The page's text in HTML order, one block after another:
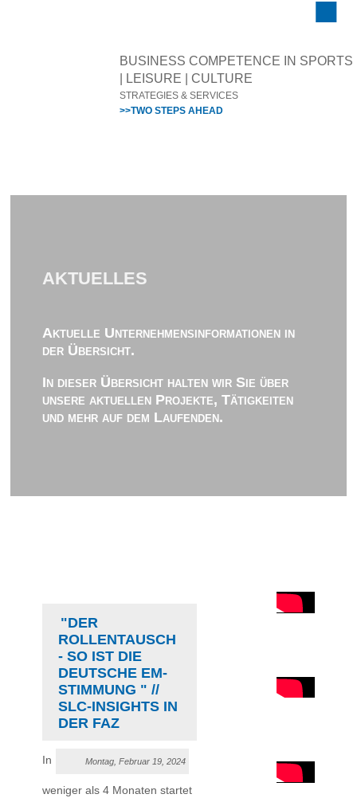
BUSINESS COMPETENCE IN SPORTS
| LEISURE | CULTURE
STRATEGIES & SERVICES
>>TWO STEPS AHEAD
AKTUELLES
Aktuelle Unternehmensinformationen in
der Übersicht.
In dieser Übersicht halten wir Sie über
unsere aktuellen Projekte, Tätigkeiten
und mehr auf dem Laufenden.
"DER
ROLLENTAUSCH
- SO IST DIE
DEUTSCHE EM-
STIMMUNG " //
SLC-INSIGHTS IN
DER FAZ
Montag, Februar 19, 2024
In
weniger als 4 Monaten startet